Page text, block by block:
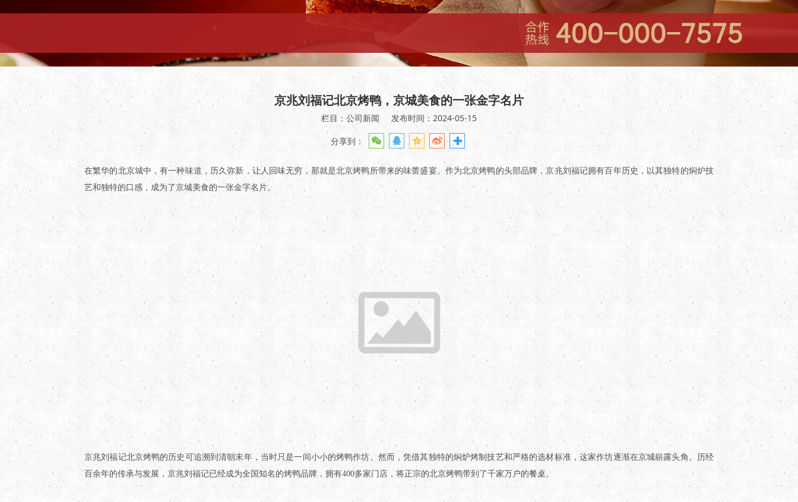
京兆刘福记北京烤鸭，京城美食的一张金字名片
栏目：公司新闻 发布时间：2024-05-15
分享到：
在繁华的北京城中，有一种味道，历久弥新，让人回味无穷，那就是北京烤鸭所带来的味蕾盛宴。作为北京烤鸭的头部品牌，京兆刘福记拥有百年历史，以其独特的焖炉技
艺和独特的口感，成为了京城美食的一张金字名片。
京兆刘福记北京烤鸭的历史可追溯到清朝末年，当时只是一间小小的烤鸭作坊。然而，凭借其独特的焖炉烤制技艺和严格的选材标准，这家作坊逐渐在京城崭露头角。历经
百余年的传承与发展，京兆刘福记已经成为全国知名的烤鸭品牌，拥有400多家门店，将正宗的北京烤鸭带到了千家万户的餐桌。